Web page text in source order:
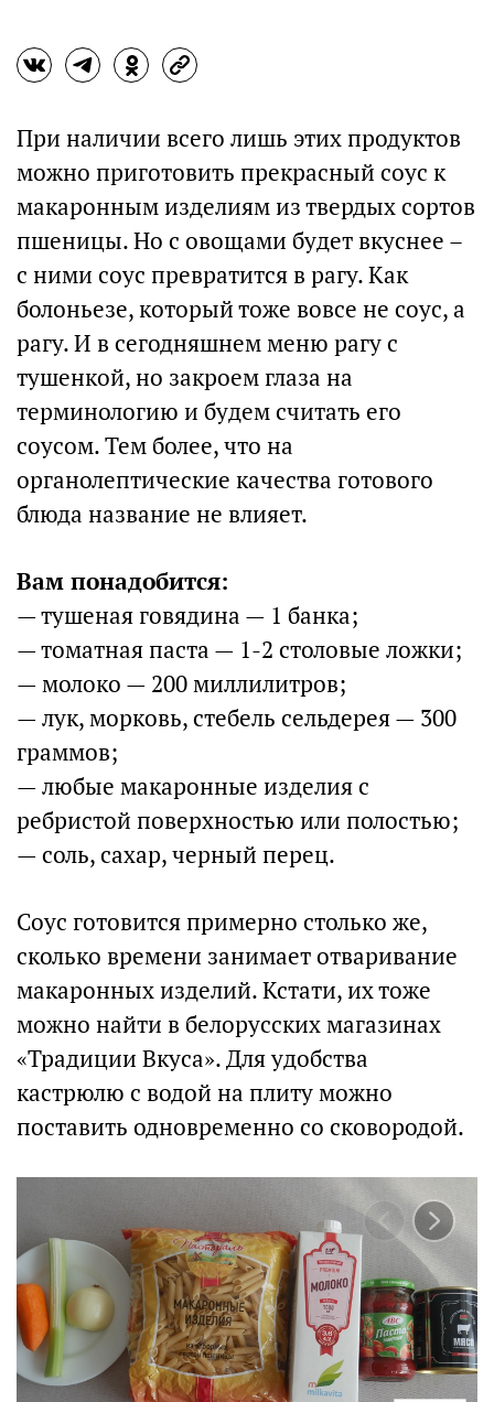
При наличии всего лишь этих продуктов
можно приготовить прекрасный соус к
макаронным изделиям из твердых сортов
пшеницы. Но с овощами будет вкуснее –
с ними соус превратится в рагу. Как
болоньезе, который тоже вовсе не соус, а
рагу. И в сегодняшнем меню рагу с
тушенкой, но закроем глаза на
терминологию и будем считать его
соусом. Тем более, что на
органолептические качества готового
блюда название не влияет.
Вам понадобится:
— тушеная говядина — 1 банка;
— томатная паста — 1-2 столовые ложки;
— молоко — 200 миллилитров;
— лук, морковь, стебель сельдерея — 300
граммов;
— любые макаронные изделия с
ребристой поверхностью или полостью;
— соль, сахар, черный перец.
Соус готовится примерно столько же,
сколько времени занимает отваривание
макаронных изделий. Кстати, их тоже
можно найти в белорусских магазинах
«Традиции Вкуса». Для удобства
кастрюлю с водой на плиту можно
поставить одновременно со сковородой.